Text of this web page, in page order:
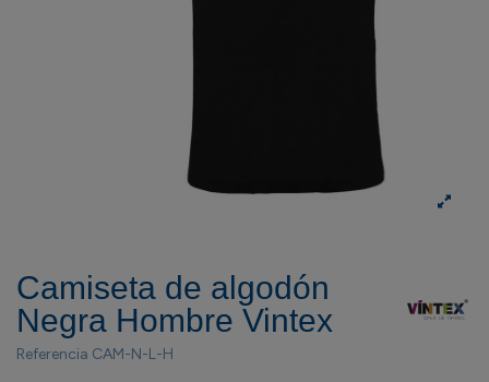
Camiseta de algodón
Negra Hombre Vintex
Referencia CAM-N-L-H